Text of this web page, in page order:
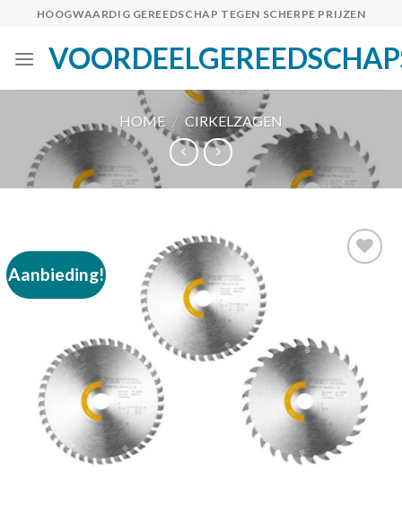
content
HOOGWAARDIG GEREEDSCHAP TEGEN SCHERPE PRIJZEN
HOME / CIRKELZAGEN
Aanbieding!
verlanglijst